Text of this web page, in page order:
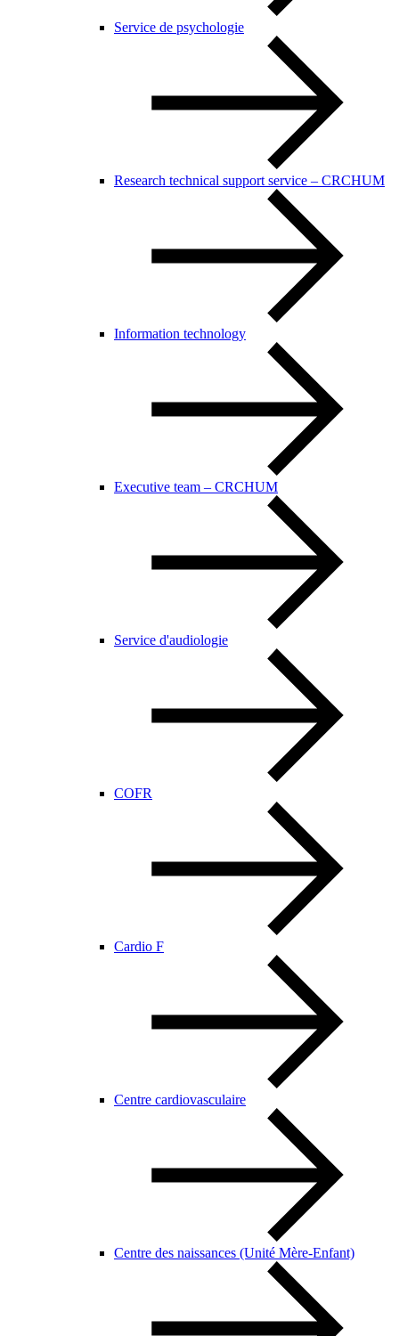
Service de psychologie
Research technical support service – CRCHUM
Information technology
Executive team – CRCHUM
Service d'audiologie
COFR
Cardio F
Centre cardiovasculaire
Centre des naissances (Unité Mère-Enfant)